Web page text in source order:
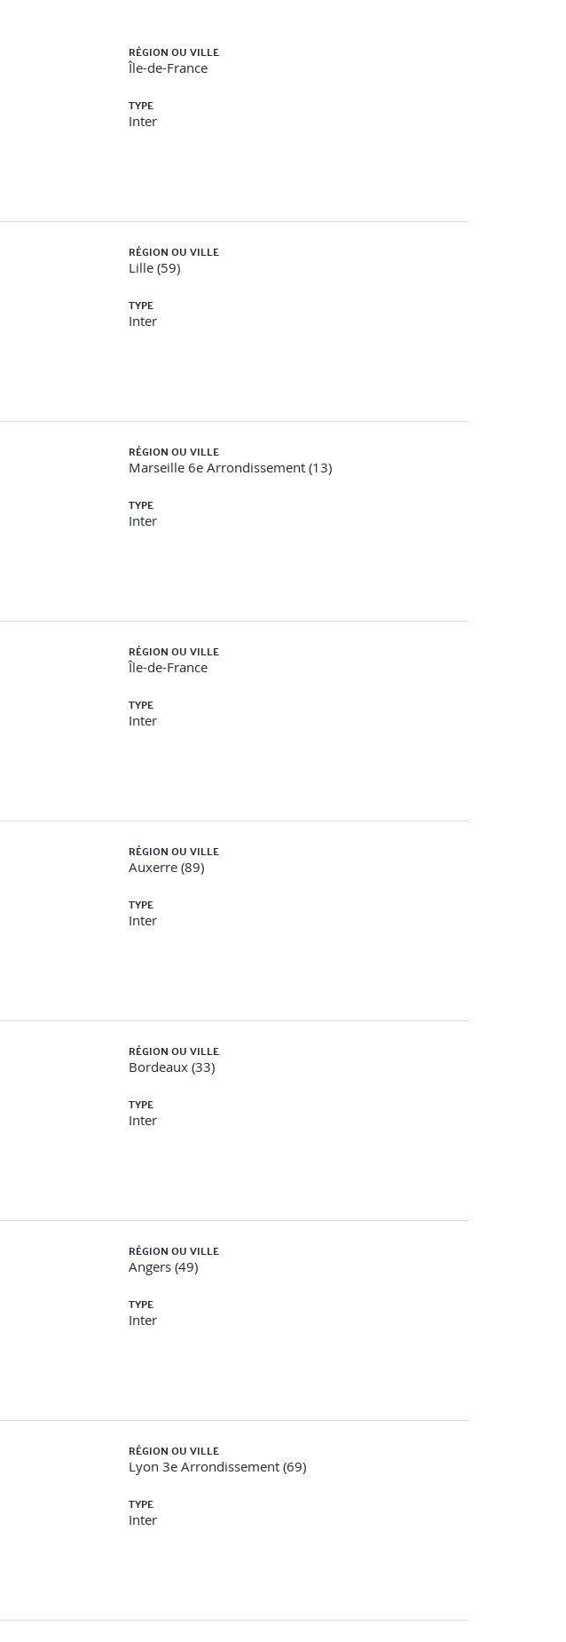
RÉGION OU VILLE
Île-de-France
TYPE
Inter
RÉGION OU VILLE
Lille (59)
TYPE
Inter
RÉGION OU VILLE
Marseille 6e Arrondissement (13)
TYPE
Inter
RÉGION OU VILLE
Île-de-France
TYPE
Inter
RÉGION OU VILLE
Auxerre (89)
TYPE
Inter
RÉGION OU VILLE
Bordeaux (33)
TYPE
Inter
RÉGION OU VILLE
Angers (49)
TYPE
Inter
RÉGION OU VILLE
Lyon 3e Arrondissement (69)
TYPE
Inter